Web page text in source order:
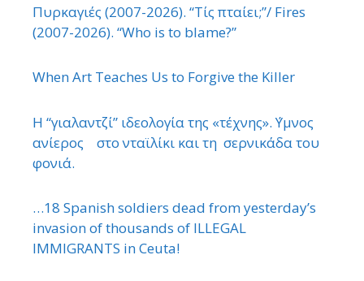
Πυρκαγιές (2007-2026). “Τίς πταίει;”/ Fires
(2007-2026). “Who is to blame?”
When Art Teaches Us to Forgive the Killer
Η “γιαλαντζί” ιδεολογία της «τέχνης». ΄Υμνος
ανίερος στο νταϊλίκι και τη σερνικάδα του
φονιά.
…18 Spanish soldiers dead from yesterday’s
invasion of thousands of ILLEGAL
IMMIGRANTS in Ceuta!